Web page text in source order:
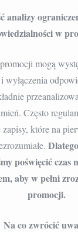
analizy
w
mogą
wyłączenia
Często
które na
poświęcić czas
aby w pełni
promocji.
Na co zwrócić